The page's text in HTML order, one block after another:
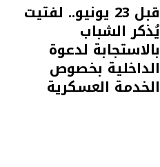
قبل 23 يونيو.. لفتيت
يُذكر الشباب
بالاستجابة لدعوة
الداخلية بخصوص
الخدمة العسكرية